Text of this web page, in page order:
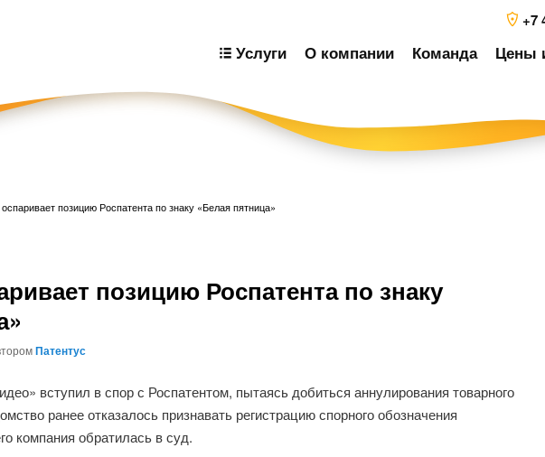
+7
Услуги О компании Команда Цены
позицию Роспатента по знаку «Белая пятница»
позицию Роспатента по знаку
Патентус
вступил в спор с Роспатентом, пытаясь добиться аннулирования товарного
ранее отказалось признавать регистрацию спорного обозначения
компания обратилась в суд.